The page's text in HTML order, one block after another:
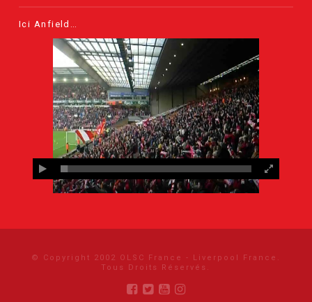
Ici Anfield…
© Copyright 2002 OLSC France - Liverpool France.
Tous Droits Réservés.